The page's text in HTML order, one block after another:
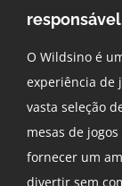
responsável
O Wildsino é
experiência de
vasta seleção
mesas de
fornecer um
divertir sem